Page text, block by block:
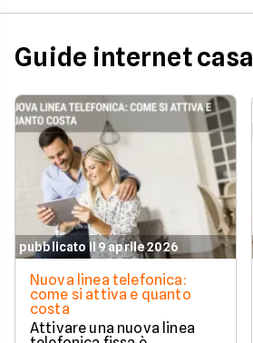
Guide internet casa
pubblicato il 9 aprile 2026
Nuova linea telefonica:
come si attiva e quanto
costa
Attivare una nuova linea